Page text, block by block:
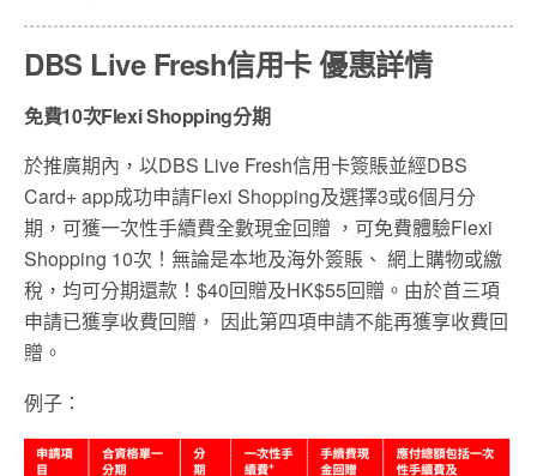
DBS Live Fresh信用卡 優惠詳情
免費10次Flexi Shopping分期
於推廣期內，以DBS Live Fresh信用卡簽賬並經DBS
Card+ app成功申請Flexi Shopping及選擇3或6個月分
期，可獲一次性手續費全數現金回贈 ，可免費體驗Flexi
Shopping 10次！無論是本地及海外簽賬、 網上購物或繳
稅，均可分期還款！$40回贈及HK$55回贈。由於首三項
申請已獲享收費回贈， 因此第四項申請不能再獲享收費回
贈。
例子：